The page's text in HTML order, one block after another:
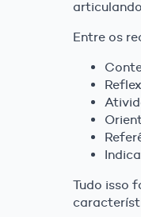
Entre os
Tudo isso